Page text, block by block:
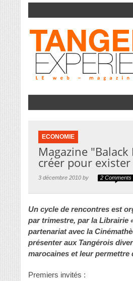
ECONOMIE
Magazine "Balack
créer pour exister
3 décembre 2010 by 2 Comments
Un cycle de rencontres est
par trimestre, par la Librairie
partenariat avec la
présenter aux Tangérois
marocaines et leur
Premiers invités :